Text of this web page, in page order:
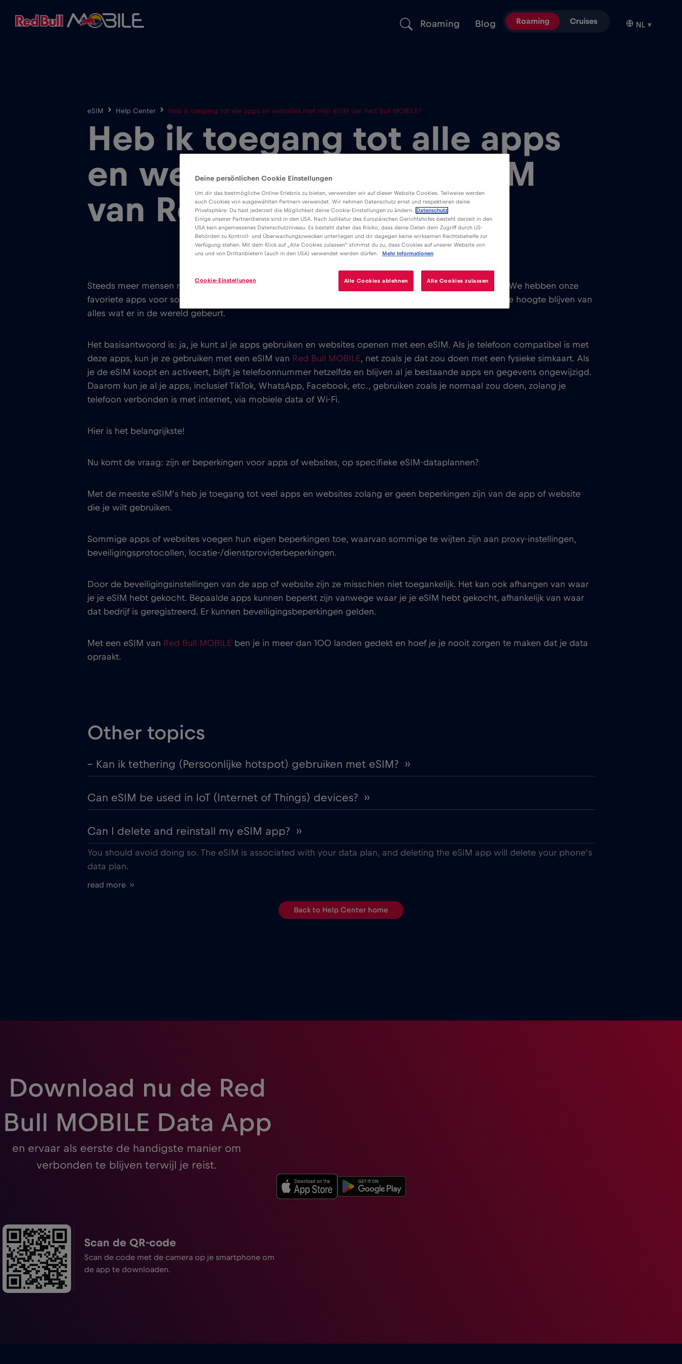
Roaming Blog Roaming Cruises NL ▾
eSIM Help Center Heb ik toegang tot alle apps en websites met mijn eSIM van Red Bull MOBILE?
Heb ik toegang tot alle apps
en websites met mijn eSIM
van Red Bull MOBILE?
Steeds meer mensen reizen de wereld rond en we willen allemaal verbonden blijven terwijl we reizen. We hebben onze
favoriete apps voor sociale media, postings, videoclips, contact houden met familie en vrienden, op de hoogte blijven van
alles wat er in de wereld gebeurt.
Het basisantwoord is: ja, je kunt al je apps gebruiken en websites openen met een eSIM. Als je telefoon compatibel is met
deze apps, kun je ze gebruiken met een eSIM van Red Bull MOBILE, net zoals je dat zou doen met een fysieke simkaart. Als
je de eSIM koopt en activeert, blijft je telefoonnummer hetzelfde en blijven al je bestaande apps en gegevens ongewijzigd.
Daarom kun je al je apps, inclusief TikTok, WhatsApp, Facebook, etc., gebruiken zoals je normaal zou doen, zolang je
telefoon verbonden is met internet, via mobiele data of Wi-Fi.
Hier is het belangrijkste!
Nu komt de vraag: zijn er beperkingen voor apps of websites, op specifieke eSIM-dataplannen?
Met de meeste eSIM’s heb je toegang tot veel apps en websites zolang er geen beperkingen zijn van de app of website
die je wilt gebruiken.
Sommige apps of websites voegen hun eigen beperkingen toe, waarvan sommige te wijten zijn aan proxy-instellingen,
beveiligingsprotocollen, locatie-/dienstproviderbeperkingen.
Door de beveiligingsinstellingen van de app of website zijn ze misschien niet toegankelijk. Het kan ook afhangen van waar
je je eSIM hebt gekocht. Bepaalde apps kunnen beperkt zijn vanwege waar je je eSIM hebt gekocht, afhankelijk van waar
dat bedrijf is geregistreerd. Er kunnen beveiligingsbeperkingen gelden.
Met een eSIM van Red Bull MOBILE ben je in meer dan 100 landen gedekt en hoef je je nooit zorgen te maken dat je data
opraakt.
Other topics
– Kan ik tethering (Persoonlijke hotspot) gebruiken met eSIM? ››
Can eSIM be used in IoT (Internet of Things) devices? ››
Can I delete and reinstall my eSIM app? ››
You should avoid doing so. The eSIM is associated with your data plan, and deleting the eSIM app will delete your phone’s
data plan.
read more ››
Back to Help Center home
Download nu de Red
Bull MOBILE Data App
en ervaar als eerste de handigste manier om
verbonden te blijven terwijl je reist.
Scan de QR-code
Scan de code met de camera op je smartphone om
de app te downloaden.
Deine persönlichen Cookie Einstellungen
Um dir das bestmögliche Online-Erlebnis zu bieten, verwenden wir auf dieser Website Cookies. Teilweise werden
auch Cookies von ausgewählten Partnern verwendet. Wir nehmen Datenschutz ernst und respektieren deine
Privatsphäre: Du hast jederzeit die Möglichkeit deine Cookie-Einstellungen zu ändern.
Datenschutz
Einige unserer Partnerdienste sind in den USA. Nach Judikatur des Europäischen Gerichtshofes besteht derzeit in den
USA kein angemessenes Datenschutzniveau. Es besteht daher das Risiko, dass deine Daten dem Zugriff durch US-
Behörden zu Kontroll- und Überwachungszwecken unterliegen und dir dagegen keine wirksamen Rechtsbehelfe zur
Verfügung stehen. Mit dem Klick auf „Alle Cookies zulassen“ stimmst du zu, dass Cookies auf unserer Website von
uns und von Drittanbietern (auch in den USA) verwendet werden dürfen.
Mehr Informationen
Alle Cookies ablehnen Alle Cookies zulassen
Cookie-Einstellungen